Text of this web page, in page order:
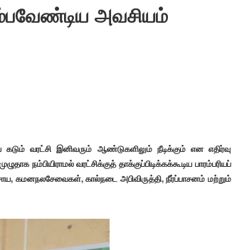
அவசியம்
வரட்சி இனிவரும் ஆண்டுகளிலும் நீடிக்கும் என எதிர்வு
நம்பியிராமல் வரட்சிக்குத் தாக்குப்பிடிக்கக்கூடிய பாரம்பரியப்
கமனநலசேவைகள், கால்நடை அபிவிருத்தி, நீர்ப்பாசனம் மற்றும்